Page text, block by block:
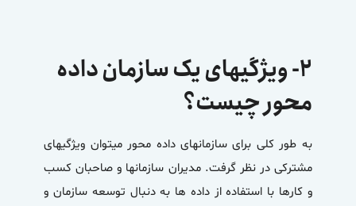
۲- ویژگیهای یک سازمان داده
محور چیست؟
به طور کلی برای سازمانهای داده محور میتوان ویژگیهای
مشترکی در نظر گرفت. مدیران سازمانها و صاحبان کسب
و کارها با استفاده از داده ها به دنبال توسعه سازمان و